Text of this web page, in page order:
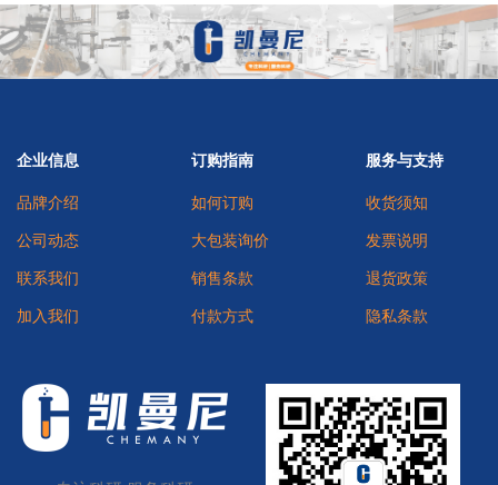
企业信息
品牌介绍
公司动态
联系我们
加入我们
订购指南
如何订购
大包装询价
销售条款
付款方式
服务与支持
收货须知
发票说明
退货政策
隐私条款